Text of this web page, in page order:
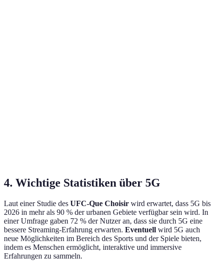
4. Wichtige Statistiken über 5G
Laut einer Studie des UFC-Que Choisir wird erwartet, dass 5G bis
2026 in mehr als 90 % der urbanen Gebiete verfügbar sein wird. In
einer Umfrage gaben 72 % der Nutzer an, dass sie durch 5G eine
bessere Streaming-Erfahrung erwarten. Eventuell wird 5G auch
neue Möglichkeiten im Bereich des Sports und der Spiele bieten,
indem es Menschen ermöglicht, interaktive und immersive
Erfahrungen zu sammeln.